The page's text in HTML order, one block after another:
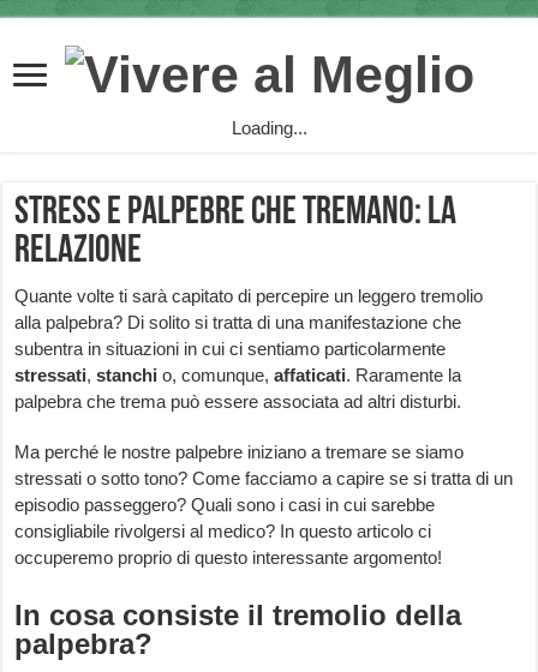
Loading...
Stress e palpebre che tremano: la
relazione
Quante volte ti sarà capitato di percepire un leggero tremolio
alla palpebra? Di solito si tratta di una manifestazione che
subentra in situazioni in cui ci sentiamo particolarmente
stressati,stanchi o, comunque,affaticati. Raramente la
palpebra che trema può essere associata ad altri disturbi.
Ma perché le nostre palpebre iniziano a tremare se siamo
stressati o sotto tono? Come facciamo a capire se si tratta di un
episodio passeggero? Quali sono i casi in cui sarebbe
consigliabile rivolgersi al medico? In questo articolo ci
occuperemo proprio di questo interessante argomento!
In cosa consiste il tremolio della
palpebra?